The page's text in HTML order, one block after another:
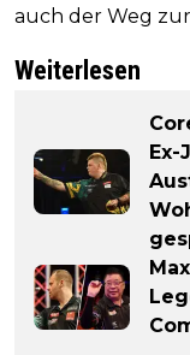
auch der Weg
Weiterlesen